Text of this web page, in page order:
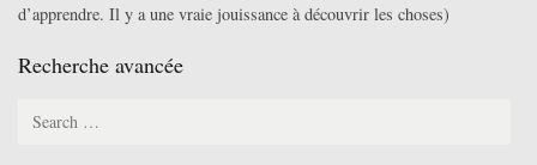
d’apprendre. Il y a une vraie jouissance à découvrir les choses)
Recherche avancée